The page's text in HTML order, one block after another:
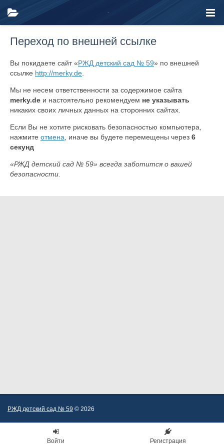
Переход по внешней ссылке
Вы покидаете сайт «РЖД детский сад № 59» по внешней
ссылке http://merky.de
Мы не несем ответственности за содержимое сайта
merky.de и настоятельно рекомендуем не указывать
никаких своих личных данных на сторонних сайтах.
Если Вы не хотите рисковать безопасностью компьютера,
нажмите отмена , иначе вы будете перемещены через 6
секунд
«РЖД детский сад № 59» всегда заботится о вашей
безопасности.
РЖД детский сад № 59 © 2026
Войти Регистрация